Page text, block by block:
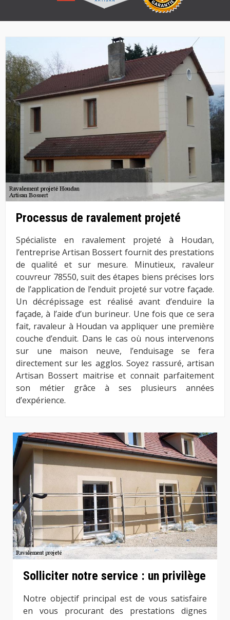
Processus de ravalement projeté
Spécialiste en ravalement projeté à Houdan,
l’entreprise Artisan Bossert fournit des prestations
de qualité et sur mesure. Minutieux, ravaleur
couvreur 78550, suit des étapes biens précises lors
de l’application de l’enduit projeté sur votre façade.
Un décrépissage est réalisé avant d’enduire la
façade, à l’aide d’un burineur. Une fois que ce sera
fait, ravaleur à Houdan va appliquer une première
couche d’enduit. Dans le cas où nous intervenons
sur une maison neuve, l’enduisage se fera
directement sur les agglos. Soyez rassuré, artisan
Artisan Bossert maitrise et connait parfaitement
son métier grâce à ses plusieurs années
d’expérience.
Solliciter notre service : un privilège
Notre objectif principal est de vous satisfaire
en vous procurant des prestations dignes